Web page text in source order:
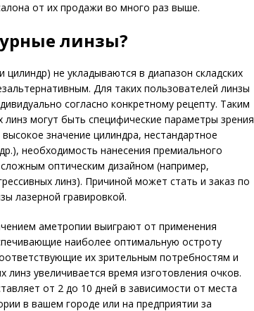
от их продажи во много раз выше.
линзы?
не укладываются в диапазон складских
Для таких пользователей линзы
согласно конкретному рецепту. Таким
могут быть специфические параметры зрения
значение цилиндра, нестандартное
необходимость нанесения премиального
оптическим дизайном (например,
линз). Причиной может стать и заказ по
лазерной гравировкой.
аметропии выиграют от применения
наиболее оптимальную остроту
их зрительным потребностям и
увеличивается время изготовления очков.
от 2 до 10 дней в зависимости от места
в вашем городе или на предприятии за